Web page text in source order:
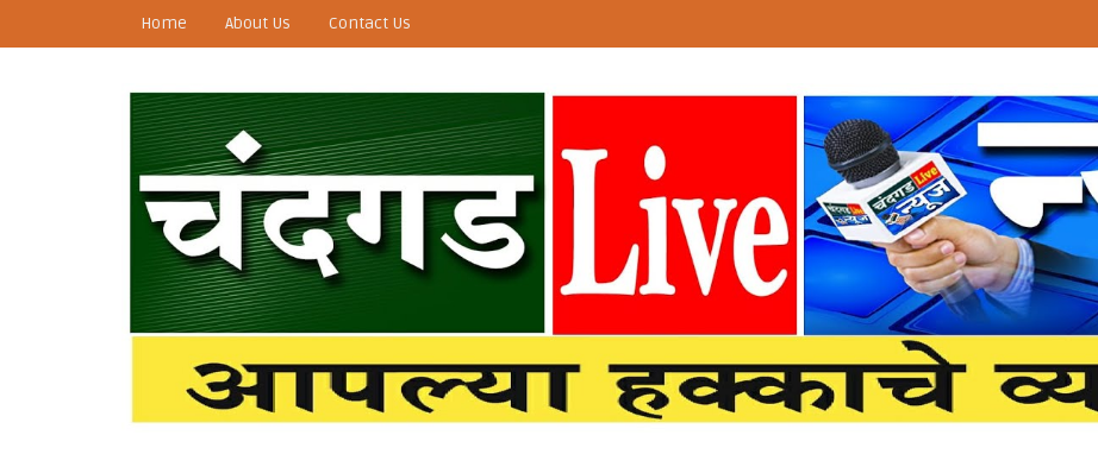
Home About Us Contact Us